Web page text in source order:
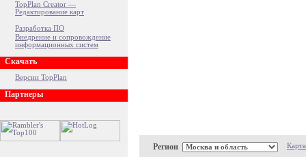
TopPlan Creator —
Редактирование карт
Разработка ПО
Внедрение и сопровождение
информационных систем
Скачать
Версии TopPlan
Партнеры
Регион Карта